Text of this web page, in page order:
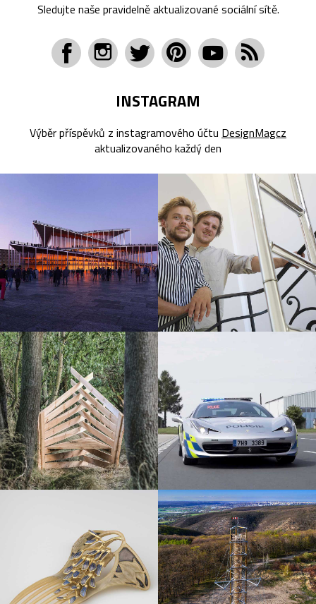
Sledujte naše pravidelně aktualizované sociální sítě.
INSTAGRAM
Výběr příspěvků z instagramového účtu DesignMagcz
aktualizovaného každý den